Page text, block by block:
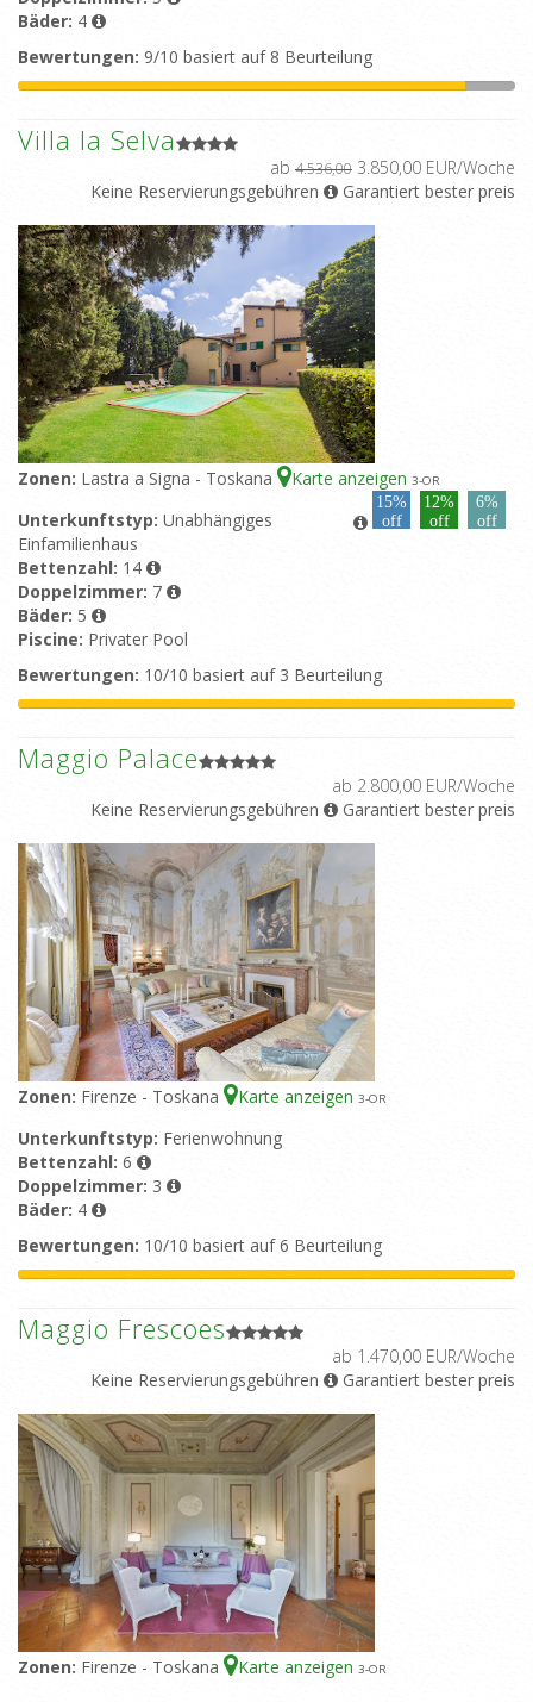
Bäder: 4
Bewertungen: 9/10 basiert auf 8 Beurteilung
Villa la Selva
ab 4.536,00 3.850,00 EUR/Woche
Keine Reservierungsgebühren
Garantiert bester preis
Zonen: Lastra a Signa - Toskana Karte anzeigen 3-OR
15%
off
12%
off
6%
off
Unterkunftstyp: Unabhängiges
Einfamilienhaus
Bettenzahl: 14
Doppelzimmer: 7
Bäder: 5
Piscine: Privater Pool
Bewertungen: 10/10 basiert auf 3 Beurteilung
Maggio Palace
ab 2.800,00 EUR/Woche
Keine Reservierungsgebühren
Garantiert bester preis
Zonen: Firenze - Toskana Karte anzeigen 3-OR
Unterkunftstyp: Ferienwohnung
Bettenzahl: 6
Doppelzimmer: 3
Bäder: 4
Bewertungen: 10/10 basiert auf 6 Beurteilung
Maggio Frescoes
ab 1.470,00 EUR/Woche
Keine Reservierungsgebühren
Garantiert bester preis
Zonen: Firenze - Toskana Karte anzeigen 3-OR